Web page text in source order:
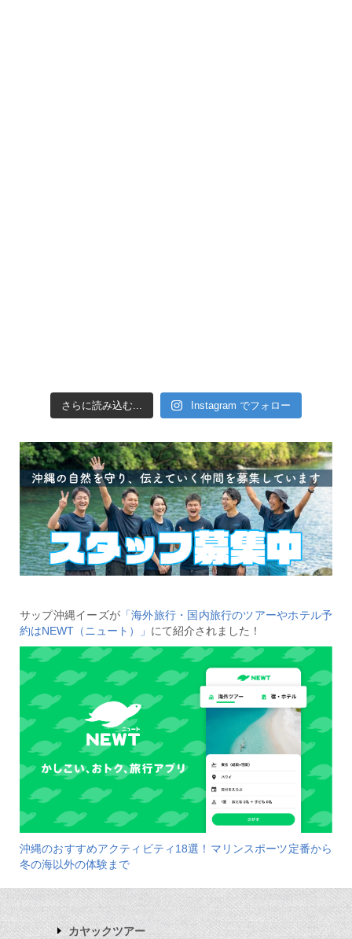
さらに読み込む... Instagram でフォロー
サップ沖縄イーズが 「海外旅行・国内旅行のツアーやホテル予
約はNEWT（ニュート）」 にて紹介されました！
沖縄のおすすめアクティビティ18選！マリンスポーツ定番から
冬の海以外の体験まで
カヤックツアー